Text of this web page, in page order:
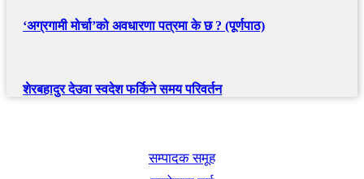
‘अग्रगामी मोर्चा’को अवधारणा पत्रमा के छ ? (पूर्णपाठ)
शेरबहादुर देउवा स्वदेश फर्किने समय परिवर्तन
सम्पादक समूह